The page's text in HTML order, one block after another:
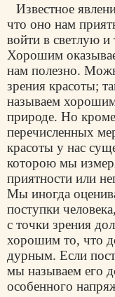
Известное
что оно нам
войти в светлую и
Хорошим
нам полезно.
зрения красоты;
называем
природе. Но
перечисленных
красоты у нас
которою мы
приятности или
Мы иногда
поступки
с точки зрения
хорошим то, что
дурным. Если
мы называем его
особенного